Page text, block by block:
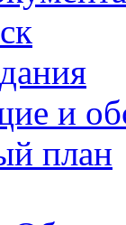
и
план